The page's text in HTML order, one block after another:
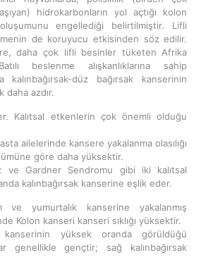
hidrokarbonların yol açtığı kolon
engellediği belirtilmiştir. Lifli
de koruyucu etkisinden söz edilir.
daha çok lifli besinler tüketen Afrika
beslenme alışkanlıklarına sahip
kalınbağırsak-düz bağırsak kanserinin
daha azdır.
Kalıtsal etkenlerin çok önemli olduğu
ailelerinde kansere yakalanma olasılığı
göre daha yüksektir.
ve Gardner Sendromu gibi iki kalıtsal
kalınbağırsak kanserine eşlik eder.
yumurtalık kanserine yakalanmış
Kolon kanseri kanseri sıklığı yüksektir.
kanserinin yüksek oranda görüldüğü
genellikle gençtir; sağ kalınbağırsak